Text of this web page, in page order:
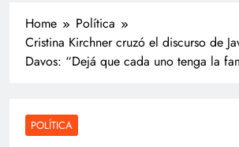
Home
Política
Cristina Kirchner cruzó el discurso de
Davos: “Dejá que cada uno tenga la
POLÍTICA